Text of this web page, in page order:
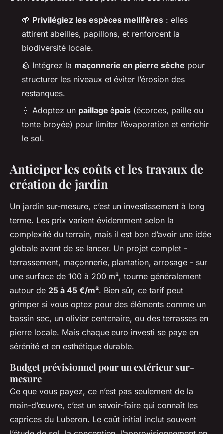
🌱 Privilégiez les espèces mellifères : elles
attirent abeilles, papillons, et renforcent la
biodiversité locale.
🪨 Intégrez la maçonnerie en pierre sèche pour
structurer les niveaux et éviter l’érosion des
restanques.
💧 Adoptez un paillage épais (écorces, paille ou
tonte broyée) pour limiter l’évaporation et enrichir
le sol.
Anticiper les coûts et les travaux de
création de jardin
Un jardin sur-mesure, c’est un investissement à long
terme. Les prix varient évidemment selon la
complexité du terrain, mais il est bon d’avoir une idée
globale avant de se lancer. Un projet complet -
terrassement, maçonnerie, plantation, arrosage - sur
une surface de 100 à 200 m², tourne généralement
autour de 25 à 45 €/m². Bien sûr, ce tarif peut
grimper si vous optez pour des éléments comme un
bassin sec, un olivier centenaire, ou des terrasses en
pierre locale. Mais chaque euro investi se paye en
sérénité et en esthétique durable.
Budget prévisionnel pour un extérieur sur-
mesure
Ce que vous payez, ce n’est pas seulement de la
main-d’œuvre, c’est un savoir-faire qui connaît les
caprices du Luberon. Le coût initial inclut souvent